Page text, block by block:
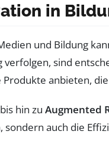
in
und Bildung
sind
anbieten,
hin zu Augmented
auch die